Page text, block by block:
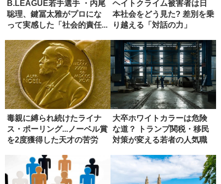
B.LEAGUE若手選手 ・内尾
聡理、鍵冨太雅がプロにな
って実感した「社会的責任...
ヘイトクライム被害者は日
本社会をどう見た? 差別を乗
り越える「対話の力」
毒親に縛られ続けたライナ
ス・ポーリング...ノーベル賞
を2度獲得した天才の苦労
大卒ホワイトカラーは危険
な道？ トランプ関税・移民
対策が変える若者の人気職